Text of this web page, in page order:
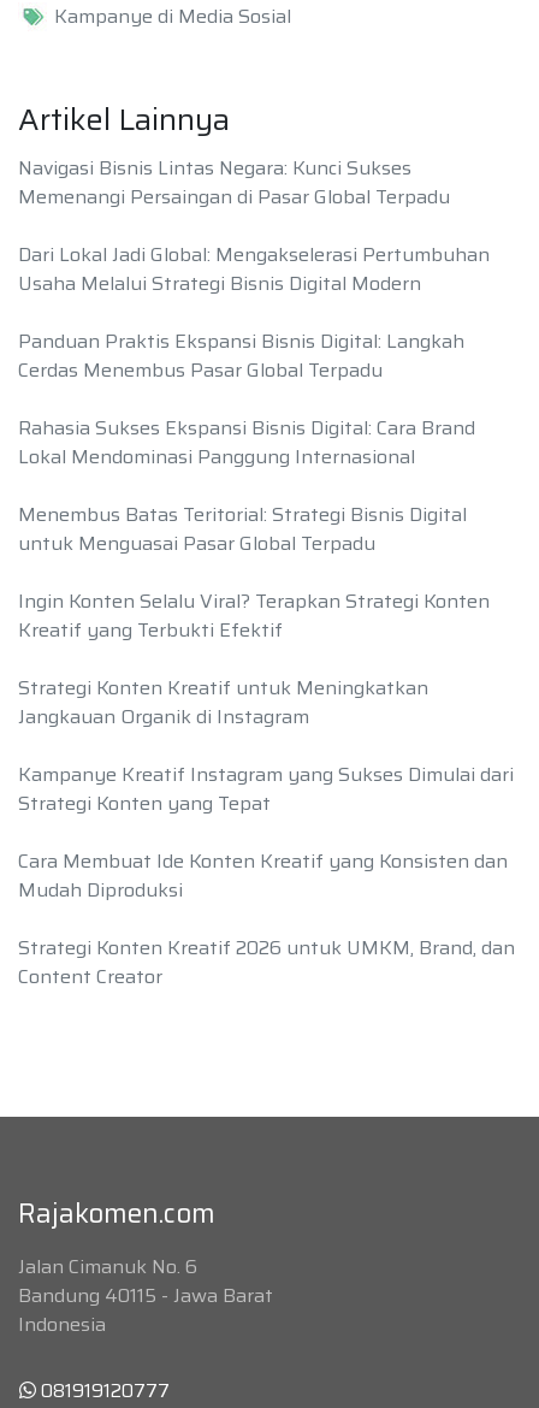
Kampanye di Media Sosial
Artikel Lainnya
Navigasi Bisnis Lintas Negara: Kunci Sukses
Memenangi Persaingan di Pasar Global Terpadu
Dari Lokal Jadi Global: Mengakselerasi Pertumbuhan
Usaha Melalui Strategi Bisnis Digital Modern
Panduan Praktis Ekspansi Bisnis Digital: Langkah
Cerdas Menembus Pasar Global Terpadu
Rahasia Sukses Ekspansi Bisnis Digital: Cara Brand
Lokal Mendominasi Panggung Internasional
Menembus Batas Teritorial: Strategi Bisnis Digital
untuk Menguasai Pasar Global Terpadu
Ingin Konten Selalu Viral? Terapkan Strategi Konten
Kreatif yang Terbukti Efektif
Strategi Konten Kreatif untuk Meningkatkan
Jangkauan Organik di Instagram
Kampanye Kreatif Instagram yang Sukses Dimulai dari
Strategi Konten yang Tepat
Cara Membuat Ide Konten Kreatif yang Konsisten dan
Mudah Diproduksi
Strategi Konten Kreatif 2026 untuk UMKM, Brand, dan
Content Creator
Rajakomen.com
Jalan Cimanuk No. 6
Bandung 40115 - Jawa Barat
Indonesia
081919120777